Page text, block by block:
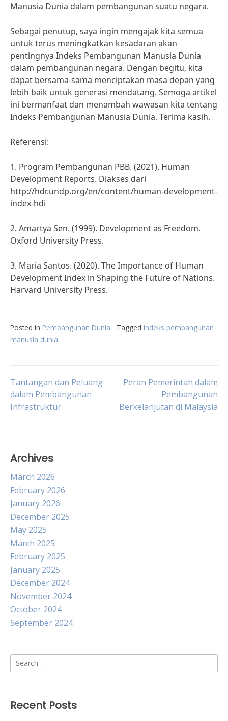
Manusia Dunia dalam pembangunan suatu negara.
Sebagai penutup, saya ingin mengajak kita semua
untuk terus meningkatkan kesadaran akan
pentingnya Indeks Pembangunan Manusia Dunia
dalam pembangunan negara. Dengan begitu, kita
dapat bersama-sama menciptakan masa depan yang
lebih baik untuk generasi mendatang. Semoga artikel
ini bermanfaat dan menambah wawasan kita tentang
Indeks Pembangunan Manusia Dunia. Terima kasih.
Referensi:
1. Program Pembangunan PBB. (2021). Human
Development Reports. Diakses dari
http://hdr.undp.org/en/content/human-development-
index-hdi
2. Amartya Sen. (1999). Development as Freedom.
Oxford University Press.
3. Maria Santos. (2020). The Importance of Human
Development Index in Shaping the Future of Nations.
Harvard University Press.
Posted in Pembangunan Dunia Tagged indeks pembangunan
manusia dunia
Post
navigation
Tantangan dan Peluang
dalam Pembangunan
Infrastruktur
Peran Pemerintah dalam
Pembangunan
Berkelanjutan di Malaysia
Archives
March 2026
February 2026
January 2026
December 2025
May 2025
March 2025
February 2025
January 2025
December 2024
November 2024
October 2024
September 2024
Search
for:
Recent Posts